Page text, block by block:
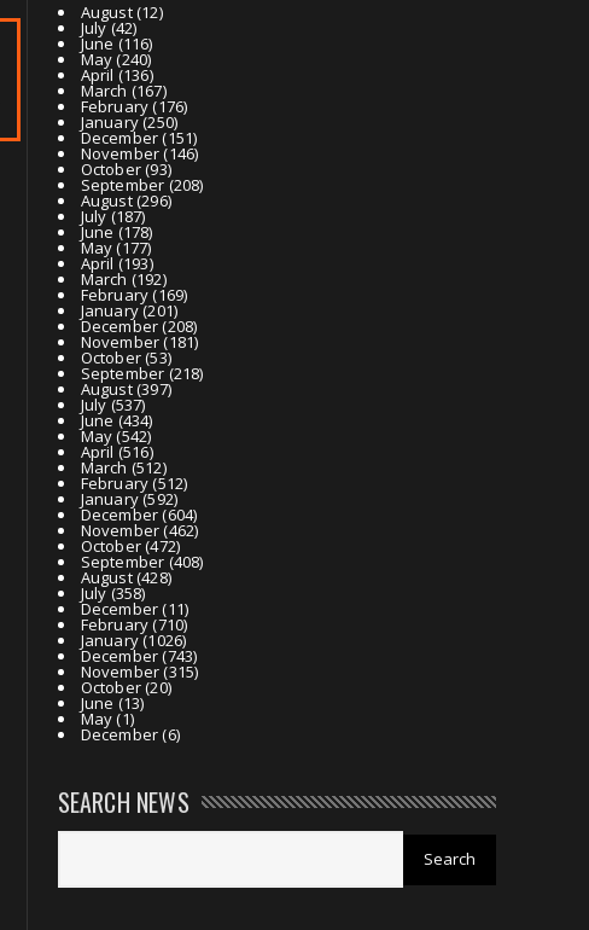
August(12)
July(42)
June(116)
May(240)
April (136)
March (167)
February(176)
January(250)
December(151)
November(146)
October(93)
September(208)
August(296)
July(187)
June(178)
May(177)
April (193)
March (192)
February(169)
January(201)
December(208)
November(181)
October(53)
September(218)
August(397)
July(537)
June(434)
May(542)
April (516)
March (512)
February(512)
January(592)
December(604)
November(462)
October(472)
September (408)
August(428)
July(358)
December(11)
February(710)
January(1026)
December(743)
November(315)
October(20)
June (13)
May(1)
December(6)
SEARCH NEWS